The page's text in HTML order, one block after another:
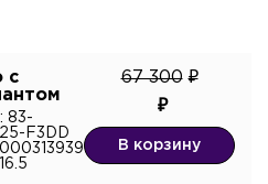
с
83-
F3DD
67 300
В корзину
с
политикой
согласие на обработку